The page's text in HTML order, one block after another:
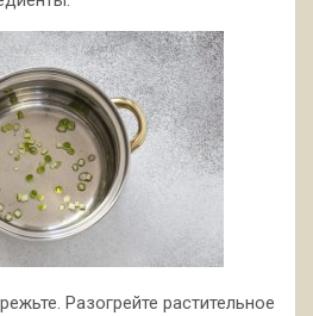
Разогрейте растительное